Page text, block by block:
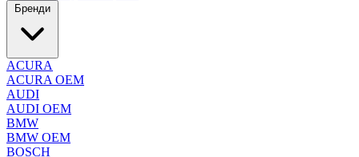
Бренди
ACURA
ACURA OEM
AUDI
AUDI OEM
BMW
BMW OEM
BOSCH